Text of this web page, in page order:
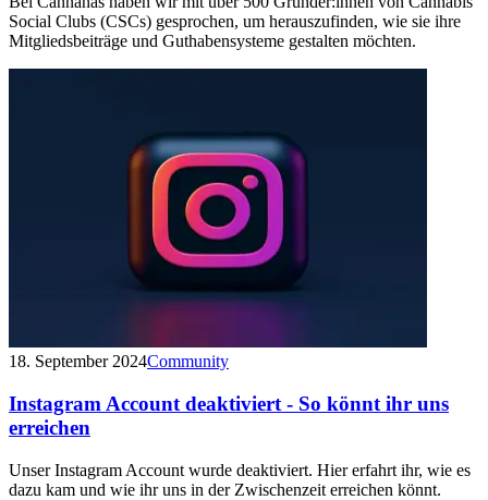
Social Clubs (CSCs) gesprochen, um herauszufinden, wie sie ihre
Mitgliedsbeiträge und Guthabensysteme gestalten möchten.
18. September 2024Community
Instagram Account deaktiviert - So könnt ihr uns
erreichen
Unser Instagram Account wurde deaktiviert. Hier erfahrt ihr, wie es
dazu kam und wie ihr uns in der Zwischenzeit erreichen könnt.